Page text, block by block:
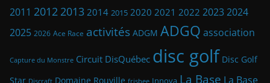
2011 2012 2013 2014 2015 2020 2021 2022 20232024
2025 2026 Ace Race activités ADGM ADGQ association
Capture du Monstre Circuit DisQuébec disc golf Disc Golf
Star
Domaine Rouville frisbee La Base La Base